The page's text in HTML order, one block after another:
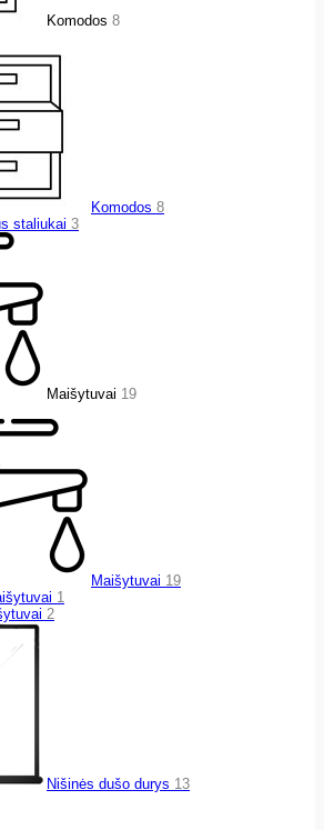
Komodos 8
Komodos 8
staliukai 3
Maišytuvai 19
Maišytuvai 19
1
2
Nišinės dušo durys 13